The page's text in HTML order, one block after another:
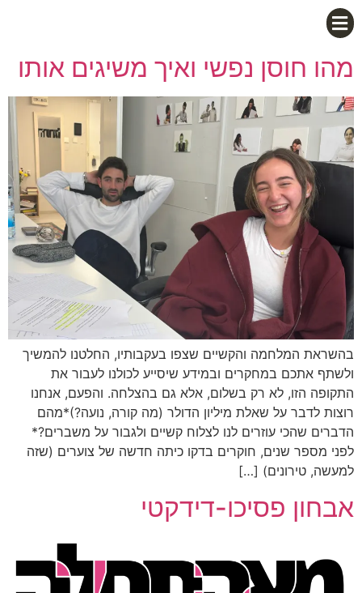
מהו חוסן נפשי ואיך משיגים אותו
בהשראת המלחמה והקשיים שצפו בעקבותיו, החלטנו להמשיך
ולשתף אתכם במחקרים ובמידע שיסייע לכולנו לעבור את
התקופה הזו, לא רק בשלום, אלא גם בהצלחה. והפעם, אנחנו
רוצות לדבר על שאלת מיליון הדולר (מה קורה, נועה?)*מהם
הדברים שהכי עוזרים לנו לצלוח קשיים ולגבור על משברים?*
לפני מספר שנים, חוקרים בדקו כיתה חדשה של צוערים (שזה
למעשה, טירונים) […]
אבחון פסיכו-דידקטי